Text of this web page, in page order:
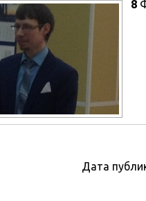
8
Дата